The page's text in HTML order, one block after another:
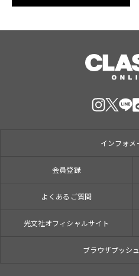
インフォメ
会員登録
よくあるご質問
光文社オフィシャルサイト
ブラウザプッシ